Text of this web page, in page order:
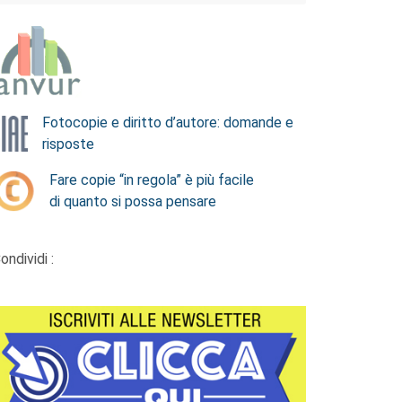
Fotocopie e diritto d’autore: domande e
risposte
Fare copie “in regola” è più facile
di quanto si possa pensare
: